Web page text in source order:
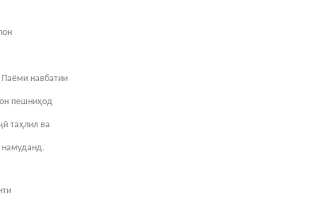
навбатии
пешниҳод
таҳлил ва
намуданд.